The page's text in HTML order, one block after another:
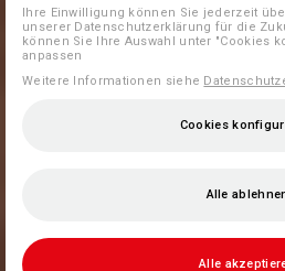
Ihre Einwilligung können Sie jederzeit
unserer Datenschutzerklärung für die
können Sie Ihre Auswahl unter "Cookies
anpassen
Weitere Informationen siehe
Cookies
Alle
Alle